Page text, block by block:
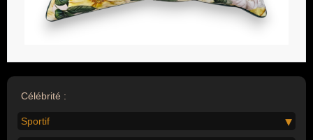
Célébrité :
Sportif